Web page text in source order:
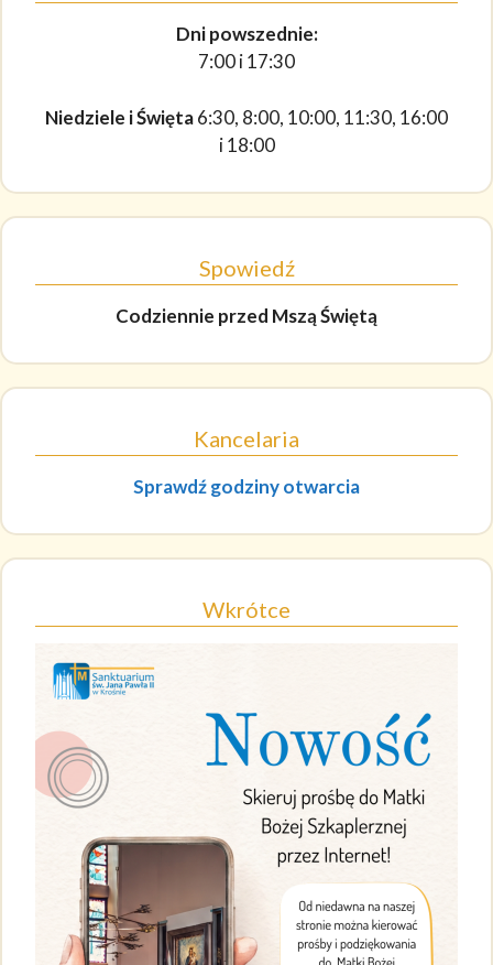
Dni powszednie:
7:00 i 17:30
Niedziele i Święta6:30, 8:00, 10:00, 11:30, 16:00
i 18:00
Spowiedź
Codziennie przed Mszą Świętą
Kancelaria
Sprawdź godziny otwarcia
Wkrótce